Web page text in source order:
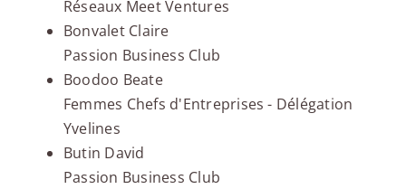
Réseaux Meet Ventures
Bonvalet Claire
Passion Business Club
Boodoo Beate
Femmes Chefs d'Entreprises - Délégation
Yvelines
Butin David
Passion Business Club